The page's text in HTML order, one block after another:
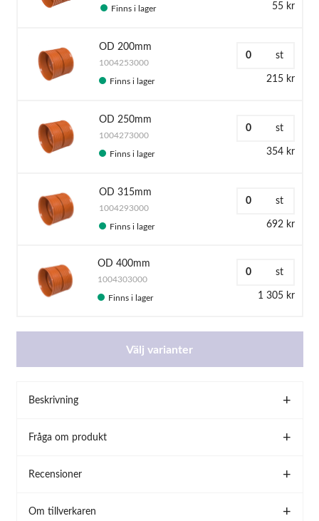
Finns i lager 55 kr
OD 200mm
1004253000
Finns i lager 215 kr
st
OD 250mm
1004273000
Finns i lager 354 kr
st
OD 315mm
1004293000
Finns i lager 692 kr
st
OD 400mm
1004303000
Finns i lager 1 305 kr
st
Välj varianter
Beskrivning
Fråga om produkt
Recensioner
Om tillverkaren